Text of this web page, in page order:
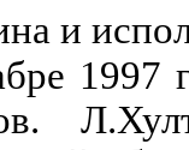
и
1997